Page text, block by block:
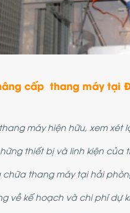
cấp thang máy tại
máy hiện hữu, xem
thiết bị và linh kiện
chữa thang máy tại hải
về kế hoạch và chi phí dự